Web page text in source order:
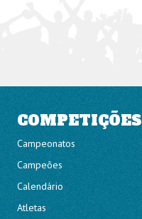
COMPETIÇÕES
Campeonatos
Campeões
Calendário
Atletas